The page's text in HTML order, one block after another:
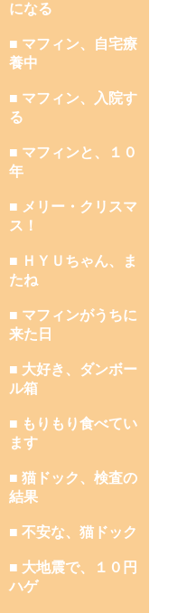
になる
■ マフィン、自宅療
養中
■ マフィン、入院す
る
■ マフィンと、１０
年
■ メリー・クリスマ
ス！
■ ＨＹＵちゃん、ま
たね
■ マフィンがうちに
来た日
■ 大好き、ダンボー
ル箱
■ もりもり食べてい
ます
■ 猫ドック、検査の
結果
■ 不安な、猫ドック
■ 大地震で、１０円
ハゲ